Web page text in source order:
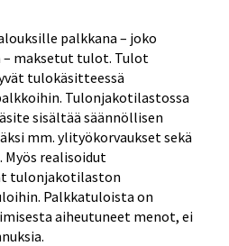
palkkana – joko
maksetut tulot. Tulot
tulokäsitteessä
Tulonjakotilastossa
sisältää säännöllisen
mm. ylityökorvaukset sekä
realisoidut
tulonjakotilaston
Palkkatuloista on
aiheutuneet menot, ei